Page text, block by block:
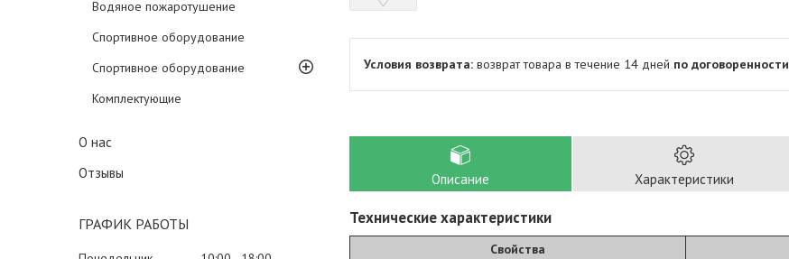
Водяное пожаротушение
Спортивное оборудование
Спортивное оборудование
Комплектующие
О нас
Отзывы
ГРАФИК РАБОТЫ
возврат товара в течение 14 дней по договоренности
Описание Характеристики
Технические характеристики
Свойства